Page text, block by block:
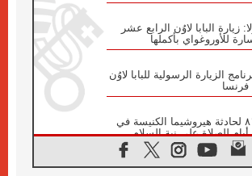
زيارة البابا لاوُن الرابع عشر
للأوروغواي بأكملها
الزيارة الرسولية للبابا لاوُن
فرنسا
في الذكرى الـ ٨١ لحادثة هيروشيما الكنيسة في
زيارة البابا ستعزز